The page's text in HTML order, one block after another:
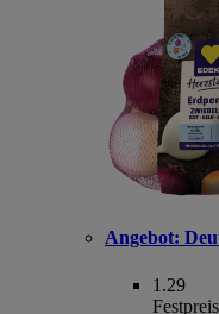
Angebot:
1.29